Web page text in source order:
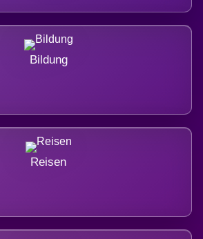
Bildung
Reisen